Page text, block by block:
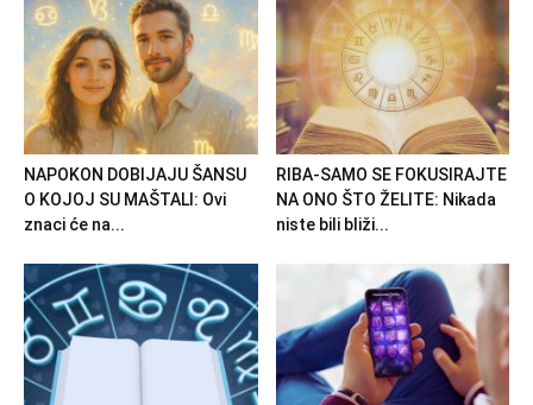
NAPOKON DOBIJAJU ŠANSU
O KOJOJ SU MAŠTALI: Ovi
znaci će na...
RIBA-SAMO SE FOKUSIRAJTE
NA ONO ŠTO ŽELITE: Nikada
niste bili bliži...